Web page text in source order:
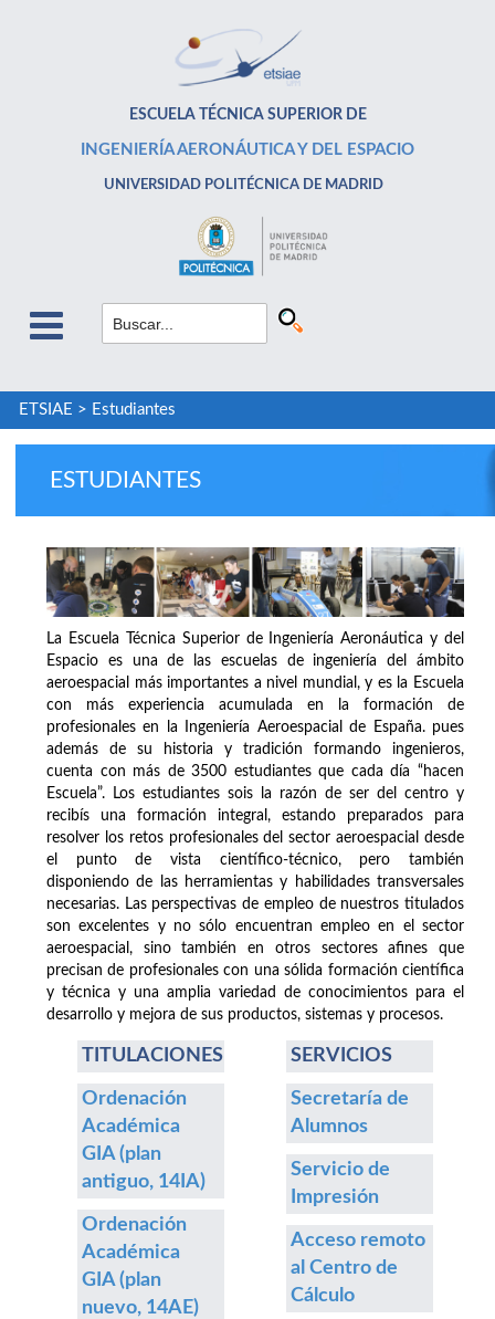
ESCUELA TÉCNICA SUPERIOR DE
INGENIERÍA AERONÁUTICA Y DEL ESPACIO
UNIVERSIDAD POLITÉCNICA DE MADRID
ETSIAE > Estudiantes
ESTUDIANTES
La Escuela Técnica Superior de Ingeniería Aeronáutica y del
Espacio es una de las escuelas de ingeniería del ámbito
aeroespacial más importantes a nivel mundial, y es la Escuela
con más experiencia acumulada en la formación de
profesionales en la Ingeniería Aeroespacial de España. pues
además de su historia y tradición formando ingenieros,
cuenta con más de 3500 estudiantes que cada día “hacen
Escuela”. Los estudiantes sois la razón de ser del centro y
recibís una formación integral, estando preparados para
resolver los retos profesionales del sector aeroespacial desde
el punto de vista científico-técnico, pero también
disponiendo de las herramientas y habilidades transversales
necesarias. Las perspectivas de empleo de nuestros titulados
son excelentes y no sólo encuentran empleo en el sector
aeroespacial, sino también en otros sectores afines que
precisan de profesionales con una sólida formación científica
y técnica y una amplia variedad de conocimientos para el
desarrollo y mejora de sus productos, sistemas y procesos.
TITULACIONES
Ordenación
Académica
GIA (plan
antiguo, 14IA)
Ordenación
Académica
GIA (plan
nuevo, 14AE)
SERVICIOS
Secretaría de
Alumnos
Servicio de
Impresión
Acceso remoto
al Centro de
Cálculo